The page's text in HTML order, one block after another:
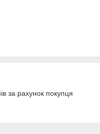
за рахунок покупця